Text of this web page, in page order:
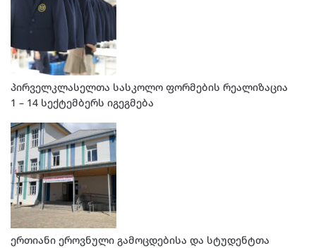
პირველკლასელთა სასკოლო ფორმების რეალიზაცია
1 – 14 სექტემბერს იგეგმება
ერთიანი ეროვნული გამოცდებისა და სტუდენტთა